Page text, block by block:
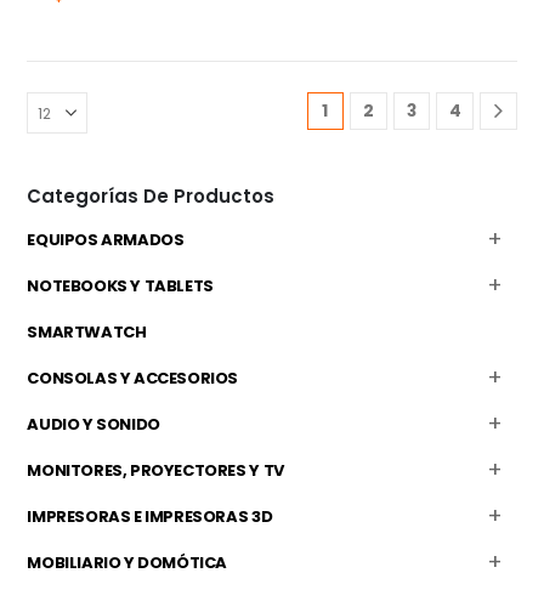
1 2 3 4
Categorías De Productos
EQUIPOS ARMADOS
NOTEBOOKS Y TABLETS
SMARTWATCH
CONSOLAS Y ACCESORIOS
AUDIO Y SONIDO
MONITORES, PROYECTORES Y TV
IMPRESORAS E IMPRESORAS 3D
MOBILIARIO Y DOMÓTICA